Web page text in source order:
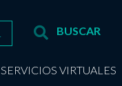
SERVICIOS VIRTUALES